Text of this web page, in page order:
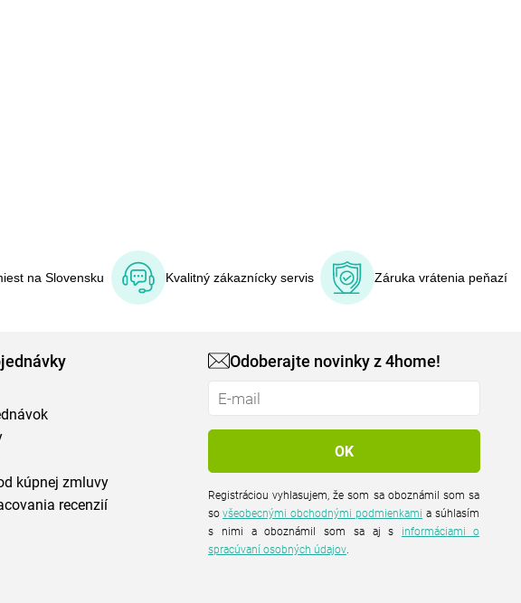
na Slovensku Kvalitný zákaznícky servis Záruka vrátenia peňazí
kúpnej zmluvy
recenzií
Odoberajte novinky z 4home!
Registráciou vyhlasujem, že som sa oboznámil som sa
sovšeobecnými obchodnými podmienkami a súhlasím
s nimi a oboznámil som sa aj s informáciami o
spracúvaní osobných údajov.